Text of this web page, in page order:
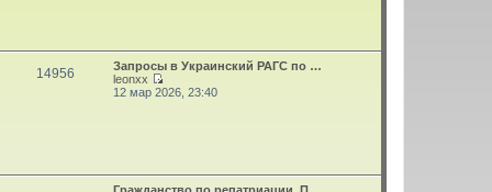
и
к
о
е
м
14956
Запросы в Украинский РАГС по …
leonxx
П
12 мар 2026, 23:40